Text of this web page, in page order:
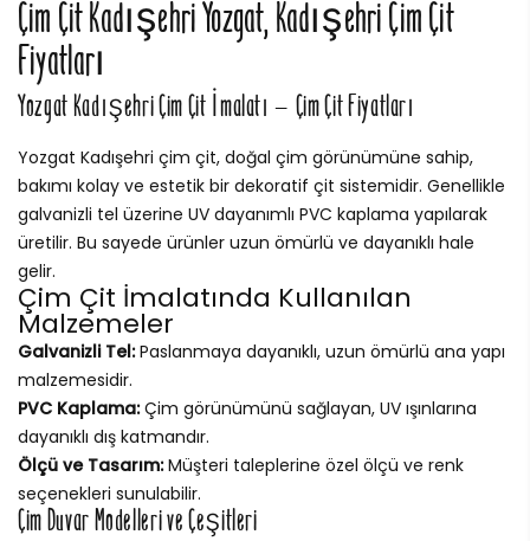
Çim Çit Kadışehri Yozgat, Kadışehri Çim Çit
Fiyatları
Yozgat Kadışehri Çim Çit İmalatı – Çim Çit Fiyatları
Yozgat Kadışehri çim çit, doğal çim görünümüne sahip,
bakımı kolay ve estetik bir dekoratif çit sistemidir. Genellikle
galvanizli tel üzerine UV dayanımlı PVC kaplama yapılarak
üretilir. Bu sayede ürünler uzun ömürlü ve dayanıklı hale
gelir.
Çim Çit İmalatında Kullanılan
Malzemeler
Galvanizli Tel:Paslanmaya dayanıklı, uzun ömürlü ana yapı
malzemesidir.
PVC Kaplama:Çim görünümünü sağlayan, UV ışınlarına
dayanıklı dış katmandır.
Ölçü ve Tasarım:Müşteri taleplerine özel ölçü ve renk
seçenekleri sunulabilir.
Çim Duvar Modelleri ve Çeşitleri